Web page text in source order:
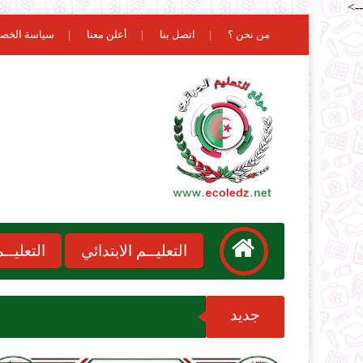
-->
من نحن ؟ اتصل بنا أعلن معنا سياسة
التعليــم الابتدائي
جديد